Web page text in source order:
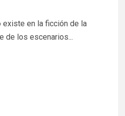
existe en la ficción de la
de los escenarios...